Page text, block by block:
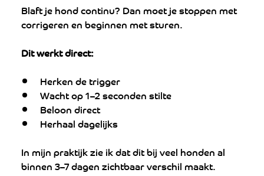
Blaft je hond continu? Dan moet je stoppen met
corrigeren en beginnen met sturen.
Dit werkt direct:
Herken de trigger
Wacht op 1–2 seconden stilte
Beloon direct
Herhaal dagelijks
In mijn praktijk zie ik dat dit bij veel honden al
binnen 3–7 dagen zichtbaar verschil maakt.